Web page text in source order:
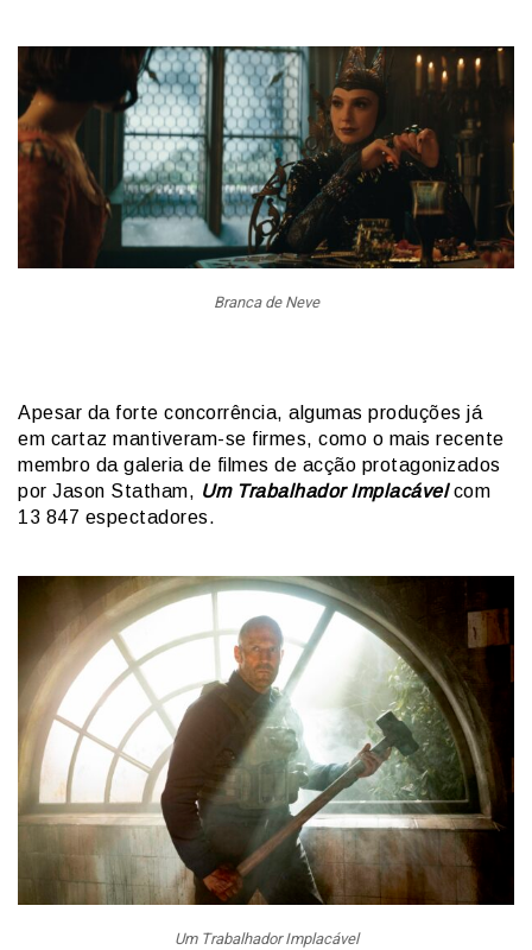
Branca de Neve
Apesar da forte concorrência, algumas produções já
em cartaz mantiveram-se firmes, como o mais recente
membro da galeria de filmes de acção protagonizados
por Jason Statham, Um Trabalhador Implacávelcom
13 847 espectadores.
Um Trabalhador Implacável